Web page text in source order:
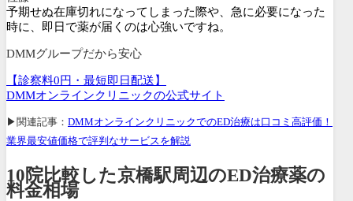
予期せぬ在庫切れになってしまった際や、急に必要になった
時に、即日で薬が届くのは心強いですね。
DMMグループだから安心
【診察料0円・最短即日配送】
DMMオンラインクリニックの公式サイト
▶関連記事： DMMオンラインクリニックでのED治療は口コミ高評価！
業界最安値価格で評判なサービスを解説
10院比較した京橋駅周辺のED治療薬の
料金相場